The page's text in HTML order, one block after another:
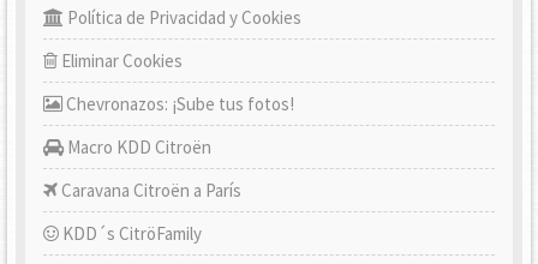
Política de Privacidad y Cookies
Eliminar Cookies
Chevronazos: ¡Sube tus fotos!
Macro KDD Citroën
Caravana Citroën a París
KDD´s CitröFamily